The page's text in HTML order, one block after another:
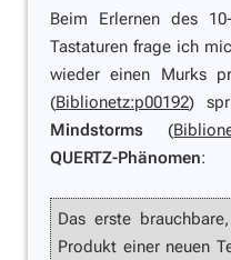
Beim Erlernen des
Tastaturen frage ich
wieder einen Murks
(Biblionetz:p00192)
Mindstorms (
QUERTZ-Phänomen:
Das erste
Produkt einer neuen